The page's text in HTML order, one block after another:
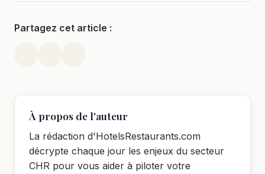
Partagez cet article :
À propos de l'auteur
La rédaction d'HotelsRestaurants.com
décrypte chaque jour les enjeux du secteur
CHR pour vous aider à piloter votre